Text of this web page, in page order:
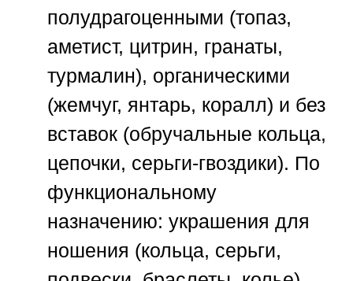
полудрагоценными (топаз,
аметист, цитрин, гранаты,
турмалин), органическими
(жемчуг, янтарь, коралл) и без
вставок (обручальные кольца,
цепочки, серьги-гвоздики). По
функциональному
назначению: украшения для
ношения (кольца, серьги,